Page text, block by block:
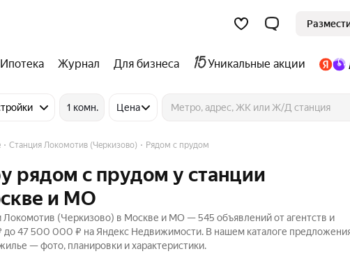
Ипотека Журнал Для бизнеса Уникальные акции
1 комн. Цена
Станция Локомотив (Черкизово) Рядом с прудом
рядом с прудом у станции
и МО
(Черкизово) в Москве и МО — 545 объявлений от агентств и
47 500 000 ₽ на Яндекс Недвижимости. В нашем каталоге
— фото, планировки и характеристики.